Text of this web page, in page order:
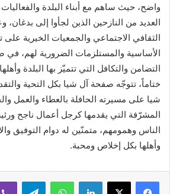
واضح، حيث ساهم مع أبناء البلدة
العديد من النازحين الذين لجأوا إلى بدغان،
الثقافي الاجتماعي والجمعيات الخيرية على
الأساسية والمستلزمات الضرورية لهم، في
التضامن والتكافل التي تتميّز بها البلدة
ختاماً، تتوجّه صفحة آل شيا بكل التحية
شيا على مسيرته الحافلة بالعطاء والعمل
المشرّفة التي يقدمها كرجل أعمال ناجح
الناس وهمومهم، متمنّين له دوام التوفيق
وأهلها بكل إخلاص ومحبة.
لينكدإن واتساب تيلقرام